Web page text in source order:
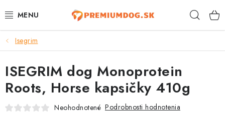
na
TOP 100 PRODUKTOV
NOVINKY
AKCIE
Isegrim
ISEGRIM dog Monoprotein
Roots, Horse kapsičky 410g
Neohodnotené Podrobnosti hodnotenia